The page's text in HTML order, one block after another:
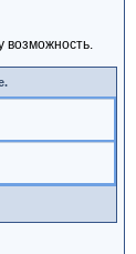
возможность.